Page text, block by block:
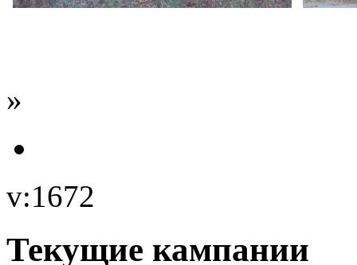
»
v:1672
Текущие кампании